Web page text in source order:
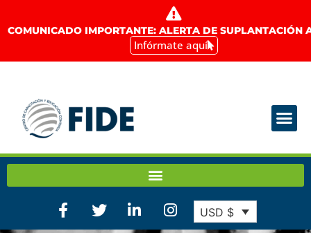
COMUNICADO IMPORTANTE: ALERTA DE SUPLANTACIÓN
Infórmate aquí
USD $